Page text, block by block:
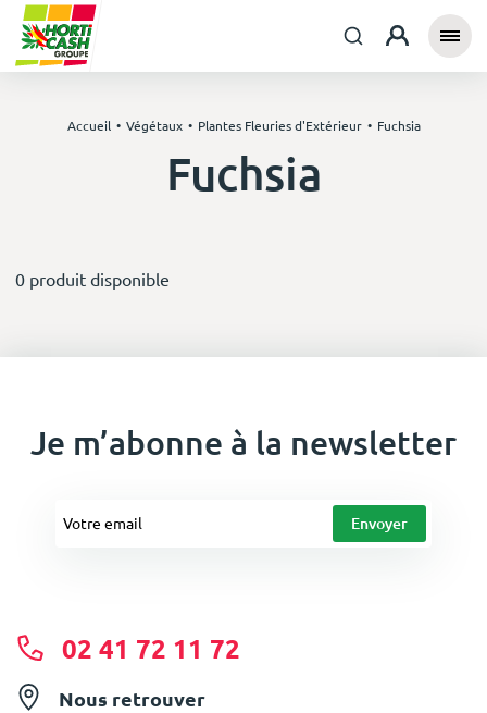
Accueil Végétaux Plantes Fleuries d'Extérieur Fuchsia
Fuchsia
0 produit disponible
Je m’abonne à la newsletter
02 41 72 11 72
Nous retrouver